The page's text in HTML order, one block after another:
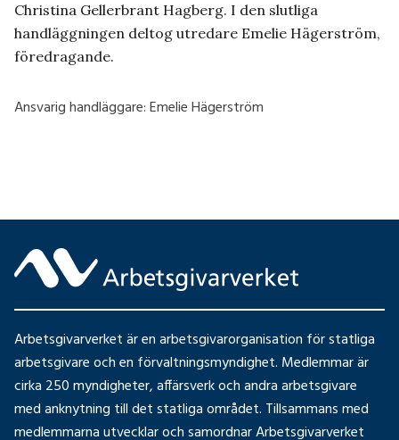
Christina Gellerbrant Hagberg. I den slutliga
handläggningen deltog utredare Emelie Hägerström,
föredragande.
Ansvarig handläggare:Emelie Hägerström
Arbetsgivarverket är en arbetsgivarorganisation för statliga
arbetsgivare och en förvaltningsmyndighet. Medlemmar är
cirka 250 myndigheter, affärsverk och andra arbetsgivare
med anknytning till det statliga området. Tillsammans med
medlemmarna utvecklar och samordnar Arbetsgivarverket